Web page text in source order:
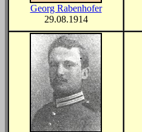
Georg Rabenhofer
29.08.1914